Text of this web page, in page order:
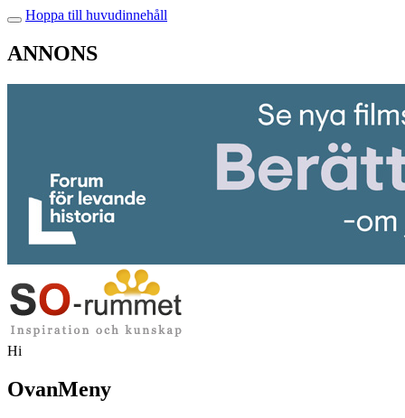
Hoppa till huvudinnehåll
ANNONS
Hi
OvanMeny